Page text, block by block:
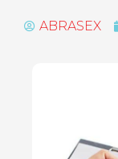
ABRASEX